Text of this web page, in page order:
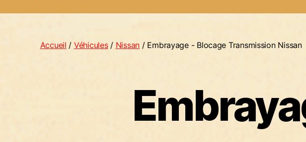
Accueil / Véhicules/ Nissan / Embrayage - Blocage Transmission Nissan